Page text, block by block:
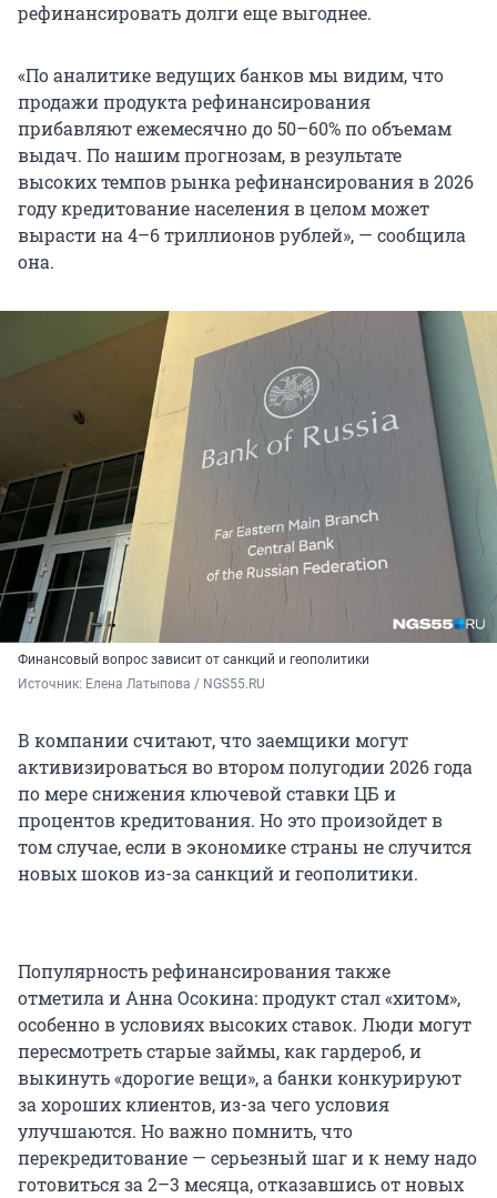
рефинансировать долги еще выгоднее.
«По аналитике ведущих банков мы видим, что
продажи продукта рефинансирования
прибавляют ежемесячно до 50–60% по объемам
выдач. По нашим прогнозам, в результате
высоких темпов рынка рефинансирования в 2026
году кредитование населения в целом может
вырасти на 4–6 триллионов рублей», — сообщила
она.
Финансовый вопрос зависит от санкций и геополитики
Источник: Елена Латыпова / NGS55.RU
В компании считают, что заемщики могут
активизироваться во втором полугодии 2026 года
по мере снижения ключевой ставки ЦБ и
процентов кредитования. Но это произойдет в
том случае, если в экономике страны не случится
новых шоков из-за санкций и геополитики.
Популярность рефинансирования также
отметила и Анна Осокина: продукт стал «хитом»,
особенно в условиях высоких ставок. Люди могут
пересмотреть старые займы, как гардероб, и
выкинуть «дорогие вещи», а банки конкурируют
за хороших клиентов, из-за чего условия
улучшаются. Но важно помнить, что
перекредитование — серьезный шаг и к нему надо
готовиться за 2–3 месяца, отказавшись от новых